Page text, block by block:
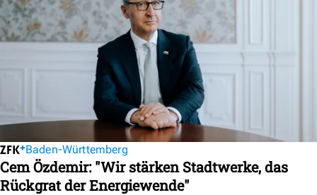
Baden-Württemberg
Cem Özdemir: "Wir stärken Stadtwerke, das
Rückgrat der Energiewende"